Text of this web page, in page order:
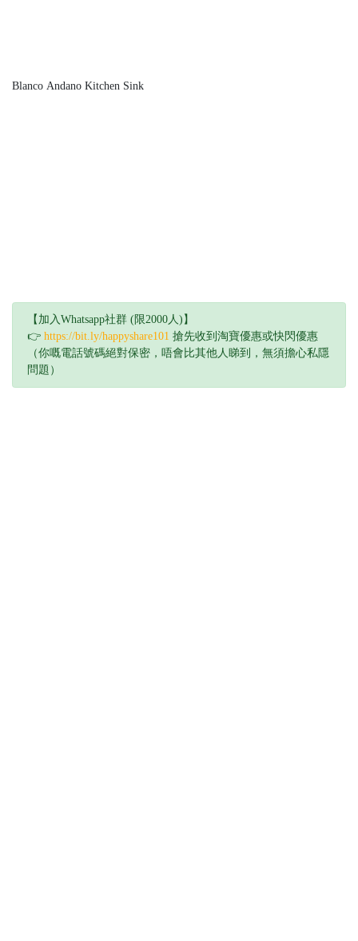
Blanco Andano Kitchen Sink
【加入Whatsapp社群 (限2000人)】
👉 https://bit.ly/happyshare101 搶先收到淘寶優惠或快閃優惠
（你嘅電話號碼絕對保密，唔會比其他人睇到，無須擔心私隱
問題）